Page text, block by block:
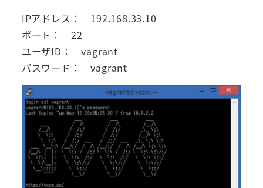
IPアドレス： 192.168.33.10
ポート： 22
ユーザID： vagrant
パスワード： vagrant